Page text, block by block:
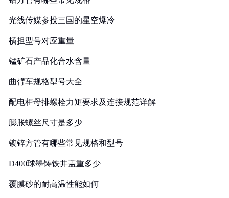
光线传媒参投三国的星空爆冷
横担型号对应重量
锰矿石产品化合水含量
曲臂车规格型号大全
配电柜母排螺栓力矩要求及连接规范详解
膨胀螺丝尺寸是多少
镀锌方管有哪些常见规格和型号
D400球墨铸铁井盖重多少
覆膜砂的耐高温性能如何